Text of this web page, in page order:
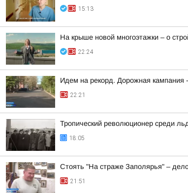
15:13
На крыше новой многоэтажки – о
22:24
Идем на рекорд. Дорожная кампания
22:21
Тропический революционер среди
18:05
Стоять "На страже Заполярья" –
21:51